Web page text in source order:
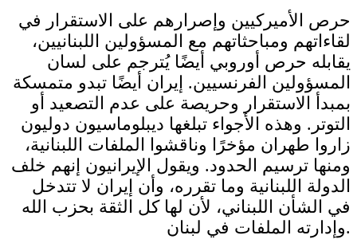
حرص الأميركيين وإصرارهم على الاستقرار في
لقاءاتهم ومباحثاتهم مع المسؤولين اللبنانيين،
يقابله حرص أوروبي أيضًا يُترجم على لسان
المسؤولين الفرنسيين. إيران أيضًا تبدو متمسكة
بمبدأ الاستقرار وحريصة على عدم التصعيد أو
التوتر. وهذه الأجواء تبلغها ديبلوماسيون دوليون
زاروا طهران مؤخرًا وناقشوا الملفات اللبنانية،
ومنها ترسيم الحدود. ويقول الإيرانيون إنهم خلف
الدولة اللبنانية وما تقرره، وأن إيران لا تتدخل
في الشأن اللبناني، لأن لها كل الثقة بحزب الله
وإدارته الملفات في لبنان.